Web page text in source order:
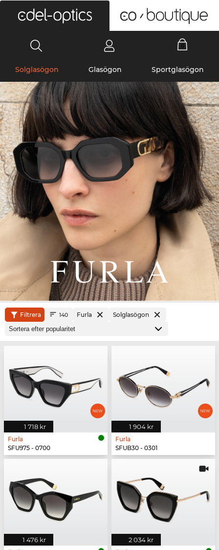
Solglasögon Glasögon Sportglasögon
Filtrera 140 Furla Solglasögon
1 718 kr
Furla
SFU975 - 0700
1 904 kr
Furla
SFUB30 - 0301
1 476 kr 2 034 kr